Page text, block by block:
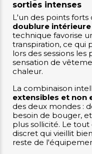
sorties intenses
L'un des points forts
doublure
technique favorise
transpiration, ce qui
lors des sessions les
sensation de
chaleur.
La combinaison
extensibles et non
des deux mondes :
besoin de bouger,
plus sollicité. Le tout
discret qui vieillit
reste de